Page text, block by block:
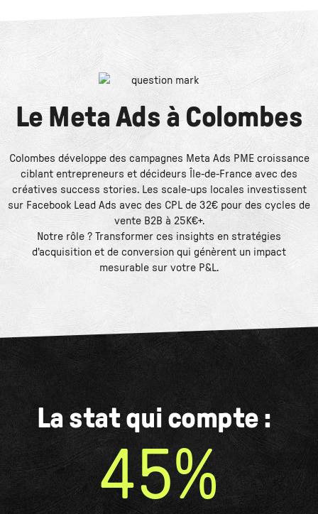
LeMeta AdsàColombes
Colombes développe des campagnes Meta Ads PME croissance
ciblant entrepreneurs et décideurs Île-de-France avec des
créatives success stories. Les scale-ups locales investissent
sur Facebook Lead Ads avec des CPL de 32€ pour des cycles de
vente B2B à 25K€+.
Notre rôle ? Transformer ces insights en stratégies
d'acquisition et de conversion qui génèrent un impact
mesurable sur votre P&L.
La stat qui compte :
45%